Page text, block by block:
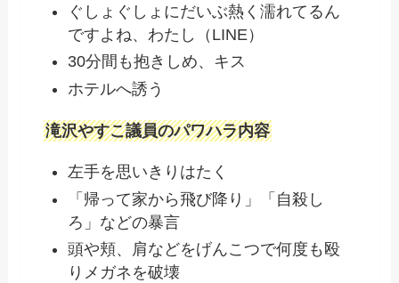
ぐしょぐしょにだいぶ熱く濡れてるん
ですよね、わたし（LINE）
30分間も抱きしめ、キス
ホテルへ誘う
滝沢やすこ議員のパワハラ内容
左手を思いきりはたく
「帰って家から飛び降り」「自殺し
ろ」などの暴言
頭や頬、肩などをげんこつで何度も殴
りメガネを破壊